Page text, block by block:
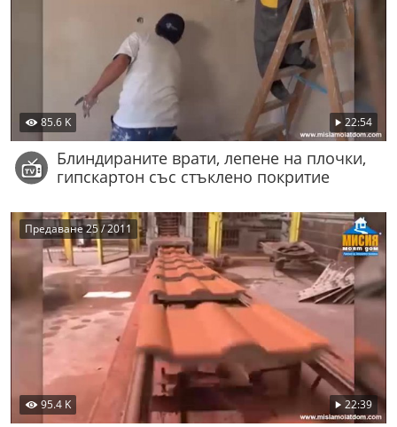
85.6 K 22:54
Блиндираните врати, лепене на плочки,
гипскартон със стъклено покритие
95.4 K 22:39
Предаване 25 / 2011